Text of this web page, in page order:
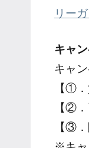
リー
キャ
キャ
【①
【②
【③